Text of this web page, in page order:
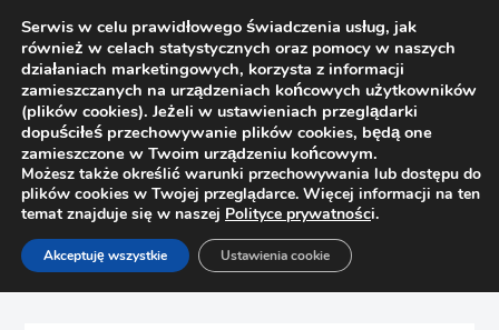
Strona główna Sklep
Szuflady
Wkład na sztućce ORGA-LINE do Tandembox Blum
Serwis w celu prawidłowego świadczenia usług, jak
również w celach statystycznych oraz pomocy w naszych
działaniach marketingowych, korzysta z informacji
zamieszczanych na urządzeniach końcowych użytkowników
(plików cookies). Jeżeli w ustawieniach przeglądarki
dopuściłeś przechowywanie plików cookies, będą one
zamieszczone w Twoim urządzeniu końcowym.
Możesz także określić warunki przechowywania lub dostępu do
plików cookies w Twojej przeglądarce. Więcej informacji na ten
temat znajduje się w naszej Polityce prywatności.
Akceptuję wszystkie Ustawienia cookie